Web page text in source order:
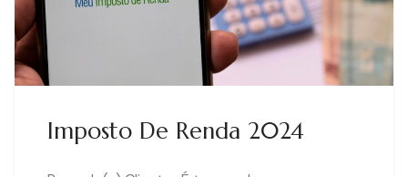
Imposto De Renda 2024